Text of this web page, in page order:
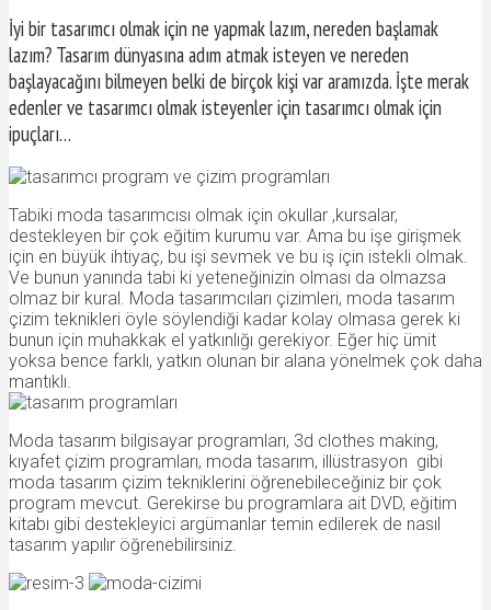
İyi bir tasarımcı olmak için ne yapmak lazım, nereden başlamak
lazım? Tasarım dünyasına adım atmak isteyen ve nereden
başlayacağını bilmeyen belki de birçok kişi var aramızda. İşte merak
edenler ve tasarımcı olmak isteyenler için tasarımcı olmak için
ipuçları…
Tabiki moda tasarımcısı olmak için okullar ,kursalar,
destekleyen bir çok eğitim kurumu var. Ama bu işe girişmek
için en büyük ihtiyaç, bu işi sevmek ve bu iş için istekli olmak.
Ve bunun yanında tabi ki yeteneğinizin olması da olmazsa
olmaz bir kural. Moda tasarımcıları çizimleri, moda tasarım
çizim teknikleri öyle söylendiği kadar kolay olmasa gerek ki
bunun için muhakkak el yatkınlığı gerekiyor. Eğer hiç ümit
yoksa bence farklı, yatkın olunan bir alana yönelmek çok daha
mantıklı.
Moda tasarım bilgisayar programları, 3d clothes making,
kıyafet çizim programları, moda tasarım, illüstrasyon gibi
moda tasarım çizim tekniklerini öğrenebileceğiniz bir çok
program mevcut. Gerekirse bu programlara ait DVD, eğitim
kitabı gibi destekleyici argümanlar temin edilerek de nasıl
tasarım yapılır öğrenebilirsiniz.